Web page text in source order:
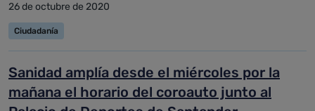
26 de octubre de 2020
Ciudadanía
Sanidad amplía desde el miércoles por la
mañana el horario del coroauto junto al